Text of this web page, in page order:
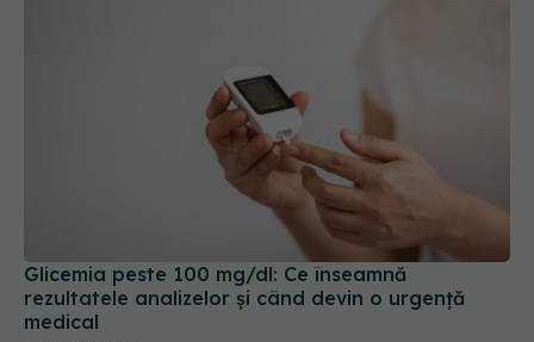
Glicemia peste 100 mg/dl: Ce înseamnă
rezultatele analizelor și când devin o urgență
medical
14 iul 2026, 11:52